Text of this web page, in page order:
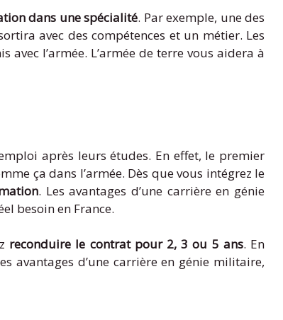
dans une spécialité. Par exemple, une des
avec des compétences et un métier. Les
l’armée. L’armée de terre vous aidera à
après leurs études. En effet, le premier
ça dans l’armée. Dès que vous intégrez le
. Les avantages d’une carrière en génie
besoin en France.
reconduire le contrat pour 2, 3 ou 5 ans. En
avantages d’une carrière en génie militaire,